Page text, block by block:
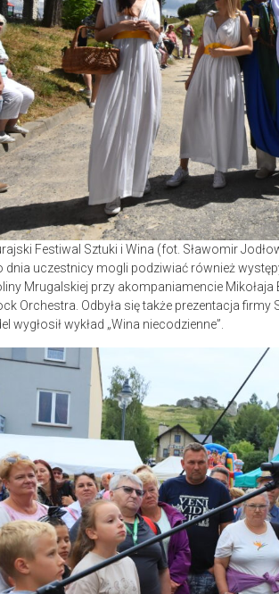
Festiwal Sztuki i Wina (fot. Sławomir
dnia uczestnicy mogli podziwiać również
Mrugalskiej przy akompaniamencie
Orchestra. Odbyła się także prezentacja
wygłosił wykład „Wina niecodzienne”.